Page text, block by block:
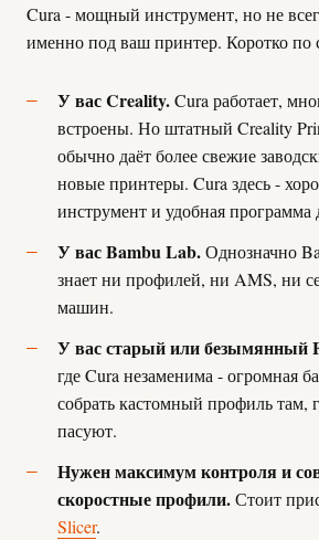
Cura - мощный инструмент, но не
именно под ваш принтер. Коротко по
У вас Creality.Cura работает,
встроены. Но штатный Creality
обычно даёт более свежие
новые принтеры. Cura здесь -
инструмент и удобная программа
У вас Bambu Lab.Однозначно
знает ни профилей, ни AMS, ни
машин.
У вас старый или безымянный
где Cura незаменима - огромная
собрать кастомный профиль там,
пасуют.
Нужен максимум контроля и
скоростные профили.Стоит
Slicer.